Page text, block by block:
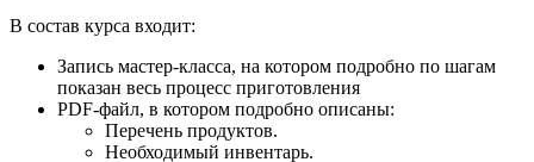
В состав курса входит:
Запись мастер-класса, на котором подробно по шагам
показан весь процесс приготовления
PDF-файл, в котором подробно описаны:
Перечень продуктов.
Необходимый инвентарь.